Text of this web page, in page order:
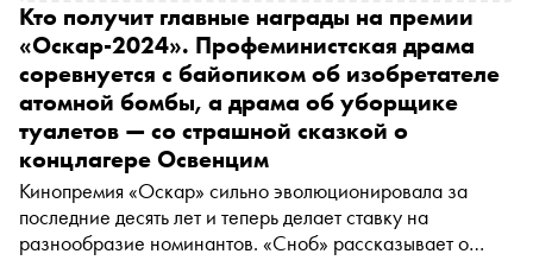
Кто получит главные награды на премии
«Оскар-2024». Профеминистская драма
соревнуется с байопиком об изобретателе
атомной бомбы, а драма об уборщике
туалетов — со страшной сказкой о
концлагере Освенцим
Кинопремия «Оскар» сильно эволюционировала за
последние десять лет и теперь делает ставку на
разнообразие номинантов. «Сноб» рассказывает о